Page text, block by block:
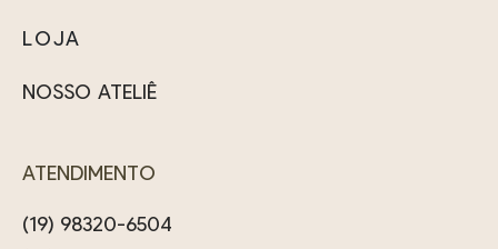
LOJA
NOSSO ATELIÊ
ATENDIMENTO
(19) 98320-6504